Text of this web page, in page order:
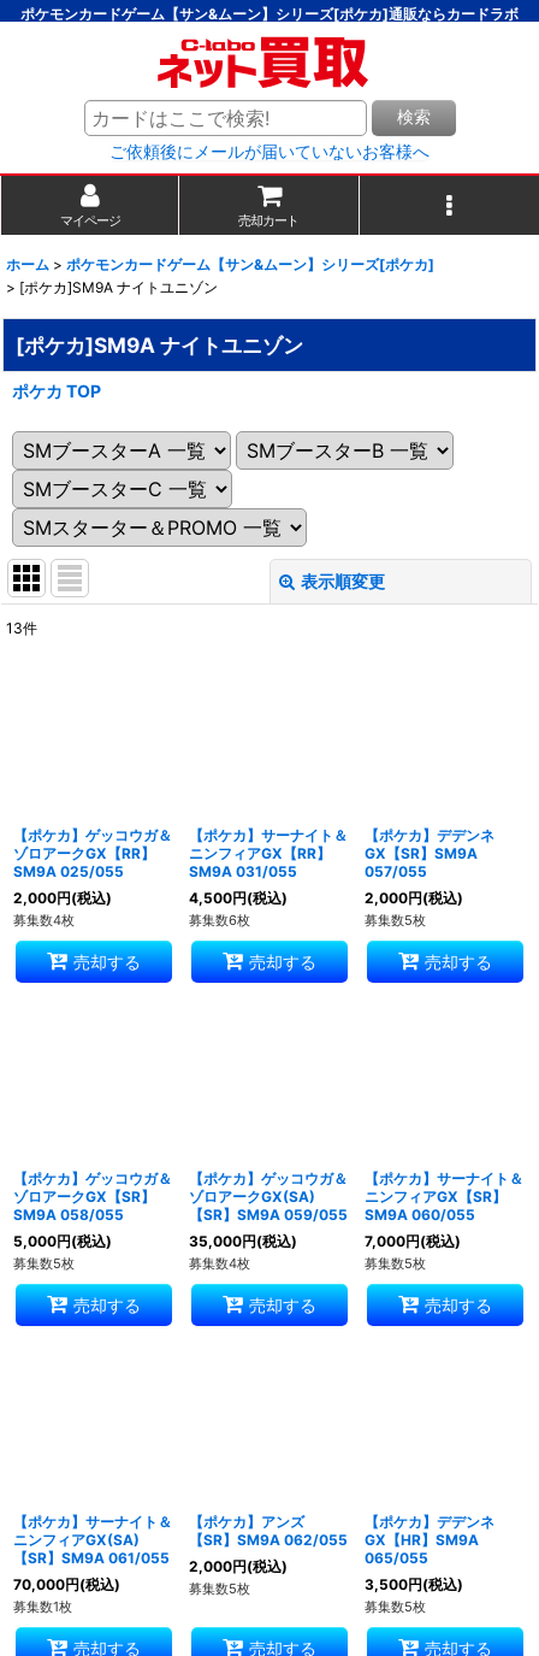
ポケモンカードゲーム【サン&ムーン】シリーズ[ポケカ]通販ならカードラボ
検索
ご依頼後にメールが届いていないお客様へ
マイページ 売却カート
ホーム > ポケモンカードゲーム【サン&ムーン】シリーズ[ポケカ]
> [ポケカ]SM9A ナイトユニゾン
[ポケカ]SM9A ナイトユニゾン
ポケカ TOP
表示順変更
13件
【ポケカ】ゲッコウガ＆
ゾロアークGX【RR】
SM9A 025/055
2,000円(税込)
募集数4枚
売却する
【ポケカ】サーナイト＆
ニンフィアGX【RR】
SM9A 031/055
4,500円(税込)
募集数6枚
売却する
【ポケカ】デデンネ
GX【SR】SM9A
057/055
2,000円(税込)
募集数5枚
売却する
【ポケカ】ゲッコウガ＆
ゾロアークGX【SR】
SM9A 058/055
5,000円(税込)
募集数5枚
売却する
【ポケカ】ゲッコウガ＆
ゾロアークGX(SA)
【SR】SM9A 059/055
35,000円(税込)
募集数4枚
売却する
【ポケカ】サーナイト＆
ニンフィアGX【SR】
SM9A 060/055
7,000円(税込)
募集数5枚
売却する
【ポケカ】サーナイト＆
ニンフィアGX(SA)
【SR】SM9A 061/055
70,000円(税込)
募集数1枚
売却する
【ポケカ】アンズ
【SR】SM9A 062/055
2,000円(税込)
募集数5枚
売却する
【ポケカ】デデンネ
GX【HR】SM9A
065/055
3,500円(税込)
募集数5枚
売却する